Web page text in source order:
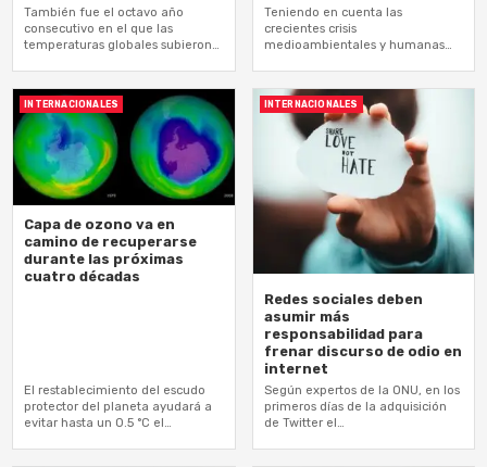
También fue el octavo año
consecutivo en el que las
temperaturas globales subieron
Teniendo en cuenta las
crecientes crisis
medioambientales y humanas
INTERNACIONALES
Capa de ozono va en
camino de recuperarse
durante las próximas
cuatro décadas
El restablecimiento del escudo
protector del planeta ayudará a
evitar hasta un 0.5 °C el…
INTERNACIONALES
Redes sociales deben
asumir más
responsabilidad para
frenar discurso de odio en
internet
Según expertos de la ONU, en los
primeros días de la adquisición
de Twitter el…